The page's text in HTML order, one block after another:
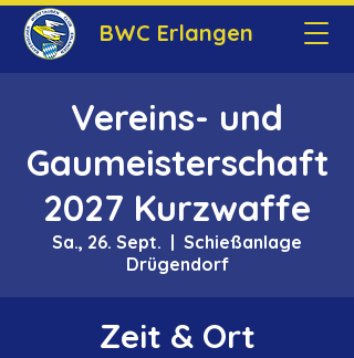
BWC Erlangen
Vereins- und
Gaumeisterschaft
2027 Kurzwaffe
Sa., 26. Sept.
  |
Schießanlage
Drügendorf
Zeit & Ort